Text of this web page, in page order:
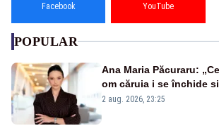
Facebook YouTube
POPULAR
Ana Maria Păcuraru:
om căruia i se închide
portiță?”
2 aug. 2026, 23:25